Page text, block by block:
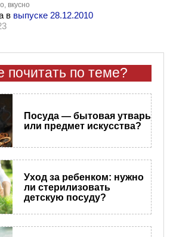
вкусно
в выпуске 28.12.2010
почитать по теме?
Посуда — бытовая утварь
или предмет искусства?
Уход за ребенком: нужно
ли стерилизовать
детскую посуду?